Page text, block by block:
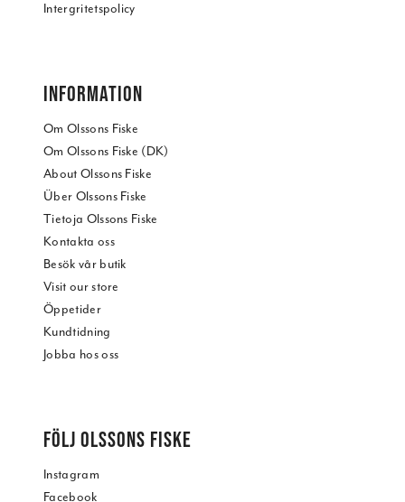
Intergritetspolicy
INFORMATION
Om Olssons Fiske
Om Olssons Fiske (DK)
About Olssons Fiske
Über Olssons Fiske
Tietoja Olssons Fiske
Kontakta oss
Besök vår butik
Visit our store
Öppetider
Kundtidning
Jobba hos oss
FÖLJ OLSSONS FISKE
Instagram
Facebook